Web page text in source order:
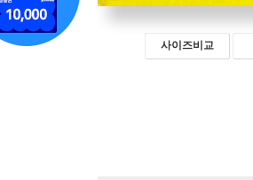
사이즈비교